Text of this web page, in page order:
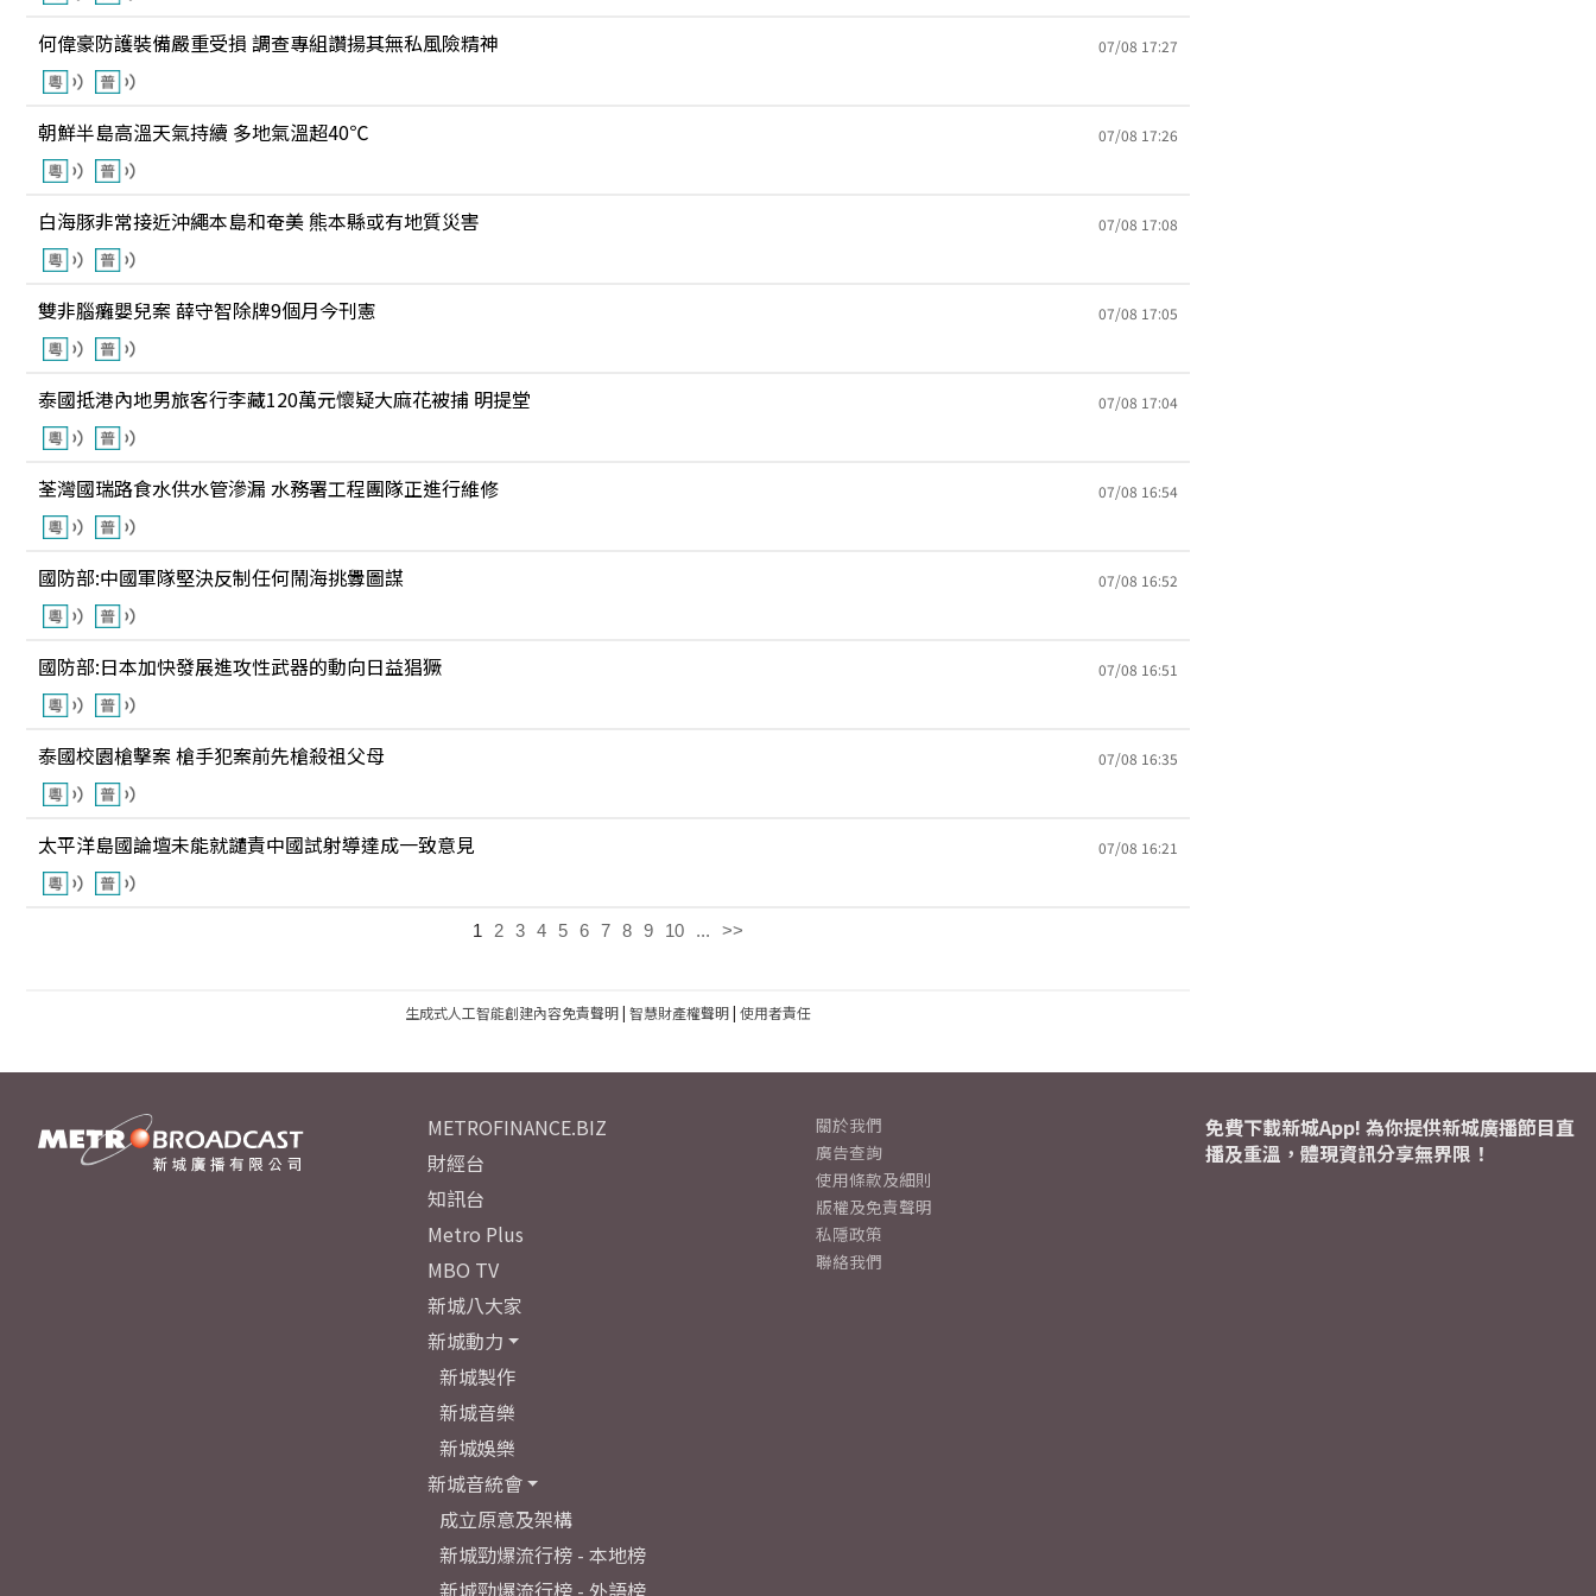
何偉豪防護裝備嚴重受損 調查專組讚揚其無私風險精神 07/08 17:27
朝鮮半島高溫天氣持續 多地氣溫超40℃ 07/08 17:26
白海豚非常接近沖繩本島和奄美 熊本縣或有地質災害 07/08 17:08
雙非腦癱嬰兒案 薛守智除牌9個月今刊憲 07/08 17:05
泰國抵港內地男旅客行李藏120萬元懷疑大麻花被捕 明提堂 07/08 17:04
荃灣國瑞路食水供水管滲漏 水務署工程團隊正進行維修 07/08 16:54
國防部:中國軍隊堅決反制任何鬧海挑釁圖謀 07/08 16:52
國防部:日本加快發展進攻性武器的動向日益猖獗 07/08 16:51
泰國校園槍擊案 槍手犯案前先槍殺祖父母 07/08 16:35
太平洋島國論壇未能就譴責中國試射導達成一致意見 07/08 16:21
1 2 3 4 5 6 7 8 9 10 ... >>
生成式人工智能創建內容免責聲明| 智慧財產權聲明| 使用者責任
METROFINANCE.BIZ
財經台
知訊台
Metro Plus
MBO TV
新城八大家
新城動力
新城製作
新城音樂
新城娛樂
新城音統會
成立原意及架構
新城勁爆流行榜 - 本地榜
新城勁爆流行榜 - 外語榜
關於我們
廣告查詢
使用條款及細則
版權及免責聲明
私隱政策
聯絡我們
免費下載新城App! 為你提供新城廣播節目直
播及重溫，體現資訊分享無界限！